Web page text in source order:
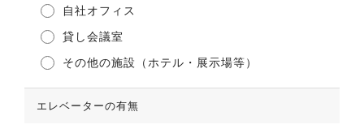
自社オフィス
貸し会議室
その他の施設（ホテル・展示場等）
エレベーターの有無